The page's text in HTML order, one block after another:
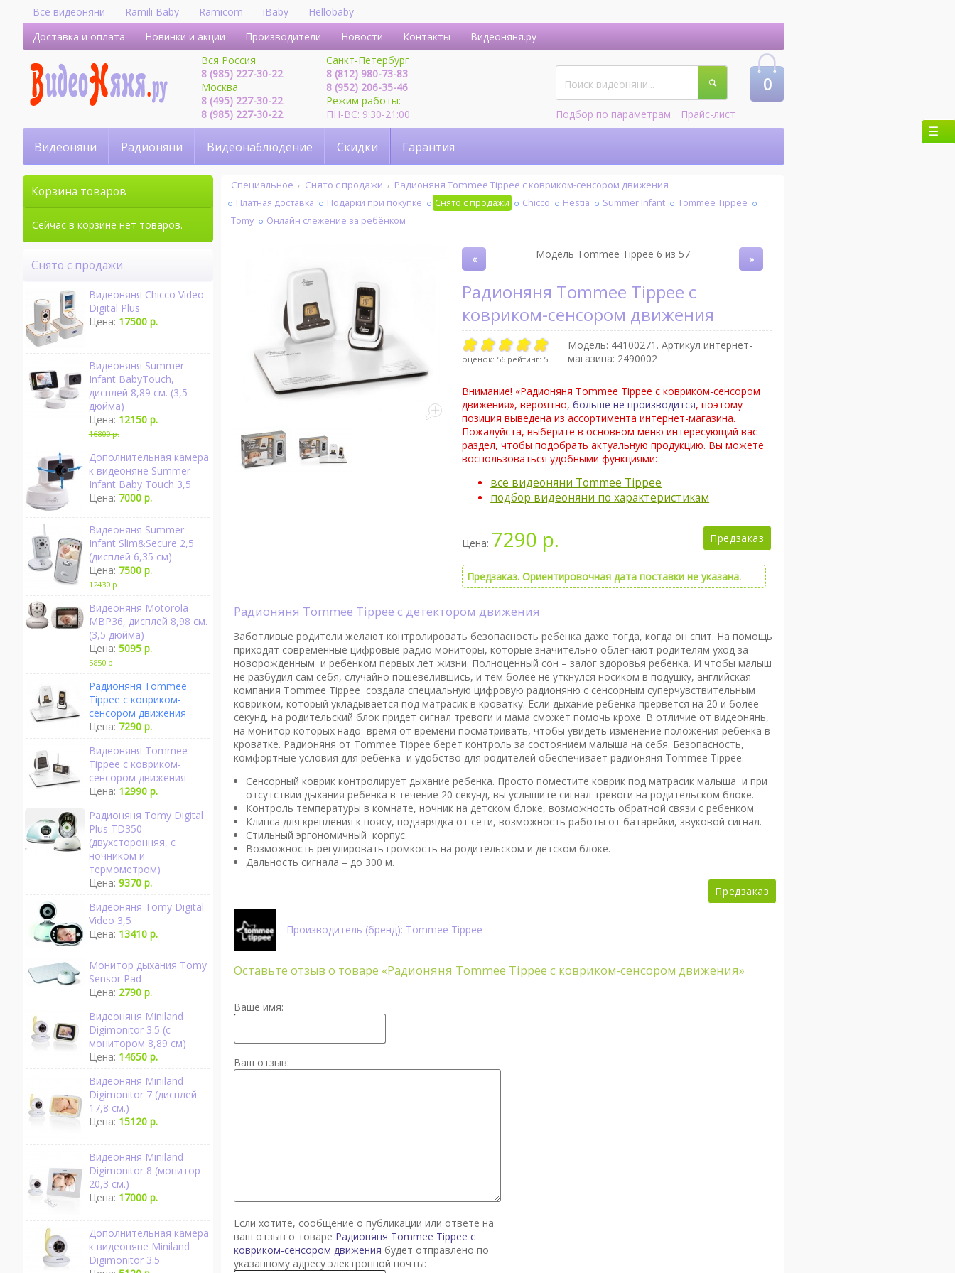
Все видеоняни Ramili Baby Ramicom iBaby
Hellobaby
Доставка и оплата
Новинки и акции Производители Новости Контакты
Видеоняня.ру
Вся Россия
8 (985) 227-30-22
Москва
8 (495) 227-30-22
8 (985) 227-30-22
Санкт-Петербург
8 (812) 980-73-83
8 (952) 206-35-46
Режим работы:
ПН-ВС: 9:30-21:00
Подбор по параметрам Прайс-лист
0
Видеоняни Радионяни Видеонаблюдение Скидки Гарантия
Специальное Снято с продажи Радионяня Tommee Tippee с ковриком-сенсором движения
Платная доставка Подарки при покупке Снято с продажи Chicco Hestia Summer Infant
Tommee Tippee
Tomy
Онлайн слежение за ребёнком
« Модель Tommee Tippee 6 из 57 »
Радионяня Tommee Tippee с
ковриком-сенсором движения
оценок: 56 рейтинг: 5
Модель: 44100271 . Артикул интернет-
магазина: 2490002
Внимание! «Радионяня Tommee Tippee с ковриком-сенсором
движения», вероятно,больше не производится, поэтому
позиция выведена из ассортимента интернет-магазина.
Пожалуйста, выберите в основном меню интересующий вас
раздел, чтобы подобрать актуальную продукцию. Вы можете
воспользоваться удобными функциями:
все видеоняни Tommee Tippee
подбор видеоняни по характеристикам
Цена: 7290 р. Предзаказ
Предзаказ. Ориентировочная дата поставки не указана.
Радионяня Tommee Tippee с детектором движения
Заботливые родители желают контролировать безопасность ребенка даже тогда, когда он спит. На помощь
приходят современные цифровые радио мониторы, которые значительно облегчают родителям уход за
новорожденным и ребенком первых лет жизни. Полноценный сон – залог здоровья ребенка. И чтобы малыш
не разбудил сам себя, случайно пошевелившись, и тем более не уткнулся носиком в подушку, английская
компания Tommee Tippee создала специальную цифровую радионяню с сенсорным суперчувствительным
ковриком, который укладывается под матрасик в кроватку. Если дыхание ребенка прервется на 20 и более
секунд, на родительский блок придет сигнал тревоги и мама сможет помочь крохе. В отличие от видеонянь,
на монитор которых надо время от времени посматривать, чтобы увидеть изменение положения ребенка в
кроватке. Радионяня от Tommee Tippee берет контроль за состоянием малыша на себя. Безопасность,
комфортные условия для ребенка и удобство для родителей обеспечивает радионяня Tommee Tippee.
Сенсорный коврик контролирует дыхание ребенка. Просто поместите коврик под матрасик малыша и при
отсутствии дыхания ребенка в течение 20 секунд, вы услышите сигнал тревоги на родительском блоке.
Контроль температуры в комнате, ночник на детском блоке, возможность обратной связи с ребенком.
Клипса для крепления к поясу, подзарядка от сети, возможность работы от батарейки, звуковой сигнал.
Стильный эргономичный корпус.
Возможность регулировать громкость на родительском и детском блоке.
Дальность сигнала – до 300 м.
Предзаказ
Производитель (бренд): Tommee Tippee
Оставьте отзыв о товаре «Радионяня Tommee Tippee с ковриком-сенсором движения»
Ваше имя:
Ваш отзыв:
Если хотите, сообщение о публикации или ответе на
ваш отзыв о товаре Радионяня Tommee Tippee с
ковриком-сенсором движения будет отправлено по
указанному адресу электронной почты:
Корзина товаров
Сейчас в корзине нет товаров.
Снято с продажи
Видеоняня Chicco Video
Digital Plus
Цена: 17500 р.
Видеоняня Summer
Infant BabyTouch,
дисплей 8,89 см. (3,5
дюйма)
Цена: 12150 р.
16800 р.
Дополнительная камера
к видеоняне Summer
Infant Baby Touch 3,5
Цена: 7000 р.
Видеоняня Summer
Infant Slim&Secure 2,5
(дисплей 6,35 см)
Цена: 7500 р.
12430 р.
Видеоняня Motorola
MBP36, дисплей 8,98 см.
(3,5 дюйма)
Цена: 5095 р.
5850 р.
Радионяня Tommee
Tippee с ковриком-
сенсором движения
Цена: 7290 р.
Видеоняня Tommee
Tippee с ковриком-
сенсором движения
Цена: 12990 р.
Радионяня Tomy Digital
Plus TD350
(двухсторонняя, с
ночником и
термометром)
Цена: 9370 р.
Видеоняня Tomy Digital
Video 3,5
Цена: 13410 р.
Монитор дыхания Tomy
Sensor Pad
Цена: 2790 р.
Видеоняня Miniland
Digimonitor 3.5 (с
монитором 8,89 см)
Цена: 14650 р.
Видеоняня Miniland
Digimonitor 7 (дисплей
17,8 см.)
Цена: 15120 р.
Видеоняня Miniland
Digimonitor 8 (монитор
20,3 см.)
Цена: 17000 р.
Дополнительная камера
к видеоняне Miniland
Digimonitor 3.5